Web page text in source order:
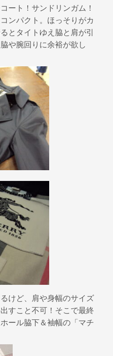
ート！サンドリンガム！
ンパクト。ほっそりがカ
とタイトゆえ脇と肩が引
や腕回りに余裕が欲し
けど、肩や身幅のサイズ
すこと不可！そこで最終
ール脇下＆袖幅の「マチ